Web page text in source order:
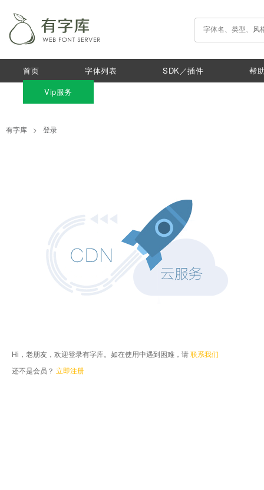
首页 字体列表 SDK／插件
帮
Vip服务
有字库 > 登录
Hi，老朋友，欢迎登录有字库。如在使用中遇到困难，请联系我们
还不是会员？ 立即注册